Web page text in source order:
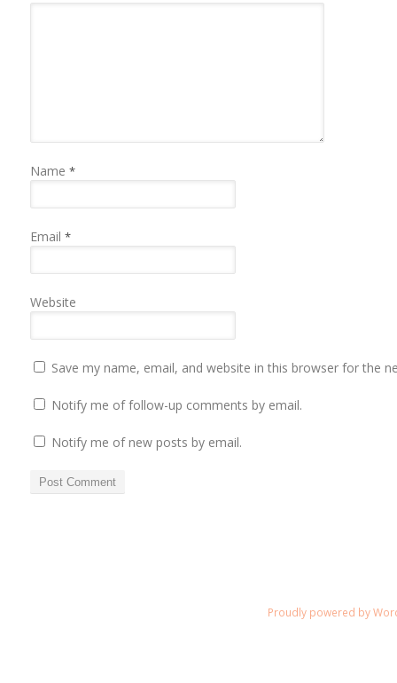
Name *
Email *
Website
Save my name, email, and website in this browser for the
Notify me of follow-up comments by email.
Notify me of new posts by email.
Proudly powered by